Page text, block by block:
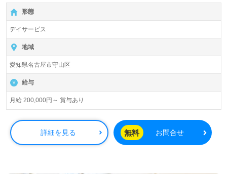
【無料】で皆さんの転職活動をサポートいたします。
形態
デイサービス
地域
愛知県名古屋市守山区
給与
月給 200,000円～ 賞与あり
詳細を見る 無料 お問合せ